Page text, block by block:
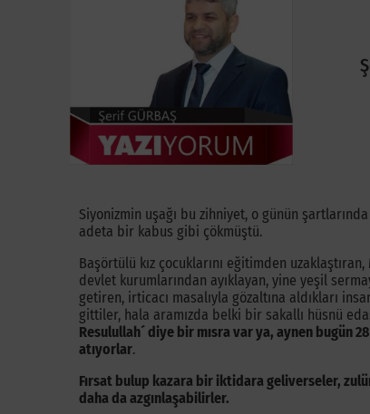
Siyonizmin uşağı bu zihniyet, o günün
adeta bir kabus gibi çökmüştü.
Başörtülü kız çocuklarını eğitimden
devlet kurumlarından ayıklayan, yine yeşil
getiren, irticacı masalıyla gözaltına aldıkları
gittiler, hala aramızda belki bir sakallı hüsnü
Resulullah´ diye bir mısra var ya, aynen bugün
atıyorlar.
Fırsat bulup kazara bir iktidara geliverseler,
daha da azgınlaşabilirler.